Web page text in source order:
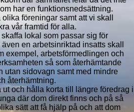
har en funktionsnedsättning.
föreningar samt att vi skall
vår framtid för alla.
lokal som passar sig för
en arbetsinriktad insatts skall
exempel, arbetsförmedlingen och
så som återhämtande
utan sidovagn samt med mindre
återhämtning.
och hålla korta till längre föredrag i
där dom direkt finns och på så
sätt att få hjälp på och att dom